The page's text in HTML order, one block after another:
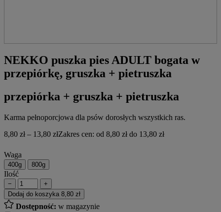
NEKKO puszka pies ADULT bogata w
przepiórkę, gruszka + pietruszka
przepiórka + gruszka + pietruszka
Karma pełnoporcjowa dla psów dorosłych wszystkich ras.
8,80 zł – 13,80 złZakres cen: od 8,80 zł do 13,80 zł
Waga
400g 800g
Ilość
−
+
Dodaj do koszyka 8,80 zł
Dostępność: w magazynie